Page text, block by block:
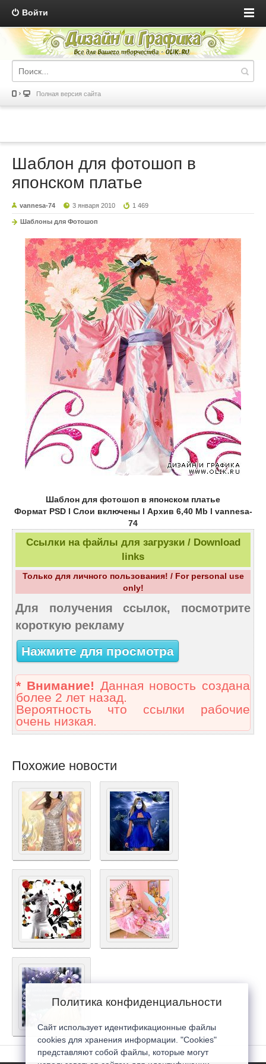
Войти
Полная версия сайта
Шаблон для фотошоп в
японском платье
vannesa-74 3 января 2010 1 469
Шаблоны для Фотошоп
Шаблон для фотошоп в японском платье
Формат PSD l Слои включены l Архив 6,40 Mb l vannesa-
74
Ссылки на файлы для загрузки / Download
links
Только для личного пользования! / For personal use
only!
Для получения ссылок, посмотрите
короткую рекламу
Нажмите для просмотра
* Внимание! Данная новость создана
более 2 лет назад.
Вероятность что ссылки рабочие
очень низкая.
Похожие новости
Политика конфиденциальности
Сайт использует идентификационные файлы
cookies для хранения информации. "Cookies"
представляют собой файлы, которые могут